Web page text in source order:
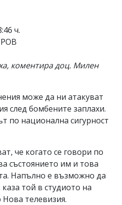
ч.
коментира доц. Милен
може да ни атакуват
след бомбените заплахи.
по национална сигурност
че когато се говори по
състоянието им и това
Напълно е възможно да
той в студиото на
Нова телевизия.